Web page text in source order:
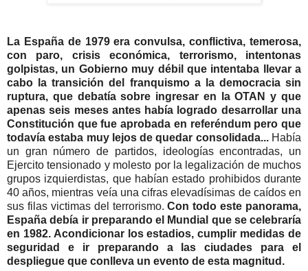
La España de 1979 era convulsa, conflictiva, temerosa,
con paro, crisis económica, terrorismo, intentonas
golpistas, un Gobierno muy débil que intentaba llevar a
cabo la transición del franquismo a la democracia sin
ruptura, que debatía sobre ingresar en la OTAN y que
apenas seis meses antes había logrado desarrollar una
Constitución que fue aprobada en referéndum pero que
todavía estaba muy lejos de quedar consolidada...Había
un gran número de partidos, ideologías encontradas, un
Ejercito tensionado y molesto por la legalización de muchos
grupos izquierdistas, que habían estado prohibidos durante
40 años, mientras veía una cifras elevadísimas de caídos en
sus filas victimas del terrorismo.Con todo este panorama,
España debía ir preparando el Mundial que se celebraría
en 1982. Acondicionar los estadios, cumplir medidas de
seguridad e ir preparando a las ciudades para el
despliegue que conlleva un evento de esta magnitud.